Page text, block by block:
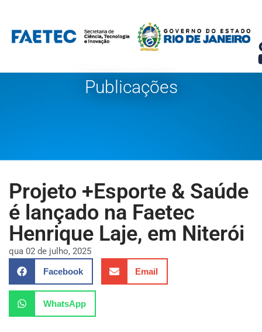
Pular
para
conteúdo
Publicações
Projeto +Esporte & Saúde
é lançado na Faetec
Henrique Laje, em Niterói
qua 02 de julho, 2025
Facebook Email
WhatsApp